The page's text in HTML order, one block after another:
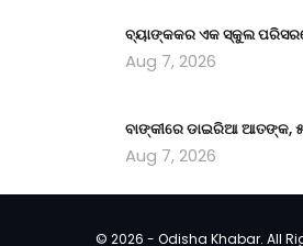
ବ୍ୟାଙ୍କକର ଏକ ସ୍କୁଲ
Aug 7, 2026
ବାଙ୍କୀରେ ଡାଇରିଆ ଆତଙ୍କ,
Aug 7, 2026
© 2026 - Odisha Khabar. All